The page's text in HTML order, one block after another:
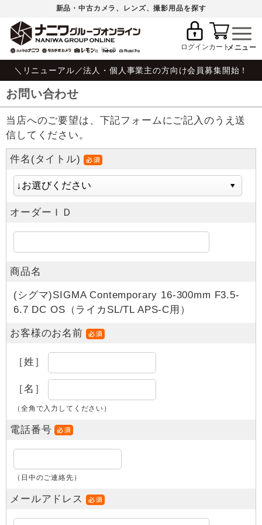
新品・中古カメラ、レンズ、撮影用品を探す
ログインカート
＼リニューアル／法人・個人事業主の方向け会員募集開始！
お問い合わせ
当店へのご要望は、下記フォームにご記入のうえ送
信してください。
件名(タイトル)
オーダーＩＤ
商品名
(シグマ)SIGMA Contemporary 16-300mm F3.5-
6.7 DC OS（ライカSL/TL APS-C用）
お客様のお名前
［姓］
［名］
（全角で入力してください）
電話番号
（日中のご連絡先）
メールアドレス